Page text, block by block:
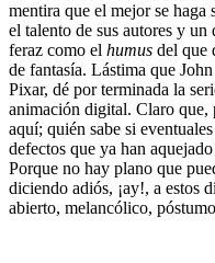
mentira que el mejor se haga
el talento de sus autores y un
feraz como el humus del que
de fantasía. Lástima que
Pixar, dé por terminada la
animación digital. Claro que,
aquí; quién sabe si
defectos que ya han
Porque no hay plano que
diciendo adiós, ¡ay!, a estos
abierto, melancólico,